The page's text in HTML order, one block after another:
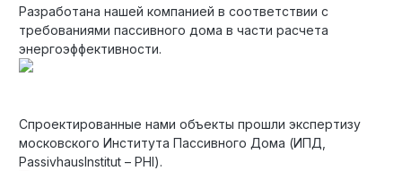
Разработана нашей компанией в соответствии с
требованиями пассивного дома в части расчета
энергоэффективности.
Спроектированные нами объекты прошли экспертизу
московского Института Пассивного Дома (ИПД,
PassivhausInstitut – PHI).